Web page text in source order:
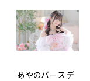
あやのバースデ